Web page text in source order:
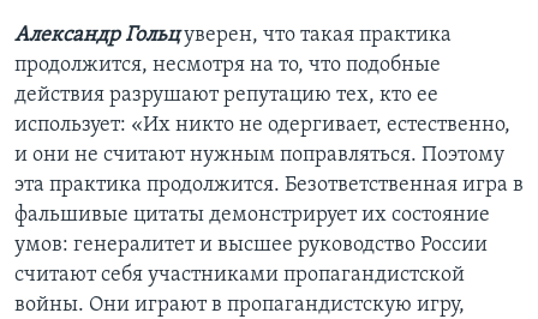
Александр Гольцуверен, что такая практика
продолжится, несмотря на то, что подобные
действия разрушают репутацию тех, кто ее
использует: «Их никто не одергивает, естественно,
и они не считают нужным поправляться. Поэтому
эта практика продолжится. Безответственная игра в
фальшивые цитаты демонстрирует их состояние
умов: генералитет и высшее руководство России
считают себя участниками пропагандистской
войны. Они играют в пропагандистскую игру,